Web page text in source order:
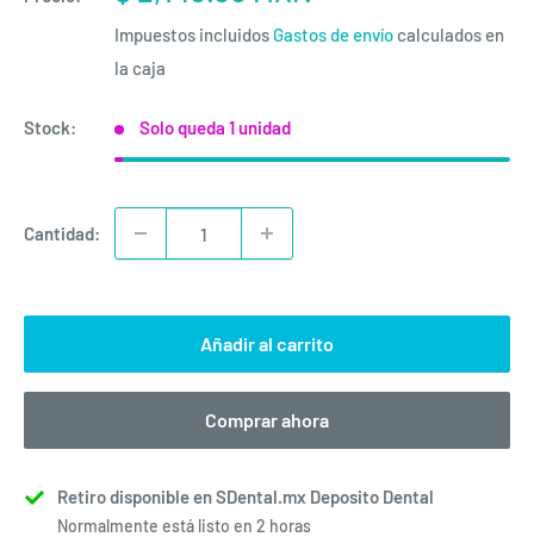
de
venta
Impuestos incluidos Gastos de envío calculados en
la caja
Stock: Solo queda 1 unidad
Cantidad:
Añadir al carrito
Comprar ahora
Retiro disponible en SDental.mx Deposito Dental
Normalmente está listo en 2 horas